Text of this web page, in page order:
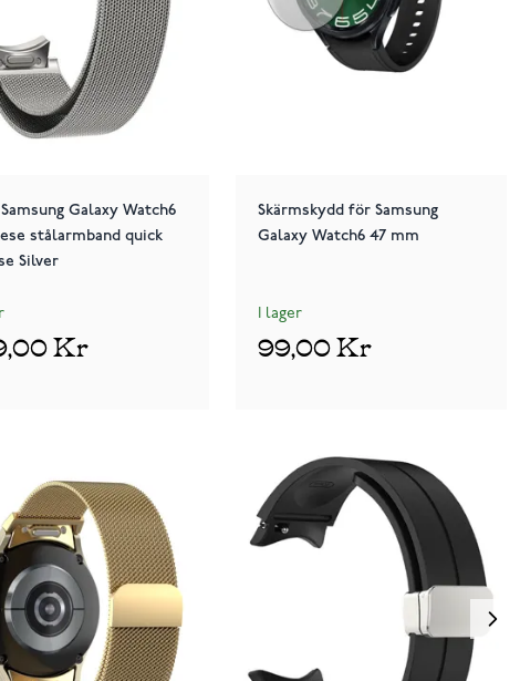
Galaxy Watch6
stålarmband quick
Silver
Kr
Skärmskydd för Samsung
Galaxy Watch6 47 mm
I lager
99,00 Kr